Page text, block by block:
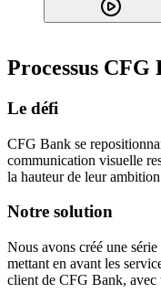
Processus CFG
Le défi
CFG Bank se
communication visuelle
la hauteur de leur
Notre solution
Nous avons créé une
mettant en avant les
client de CFG Bank, avec